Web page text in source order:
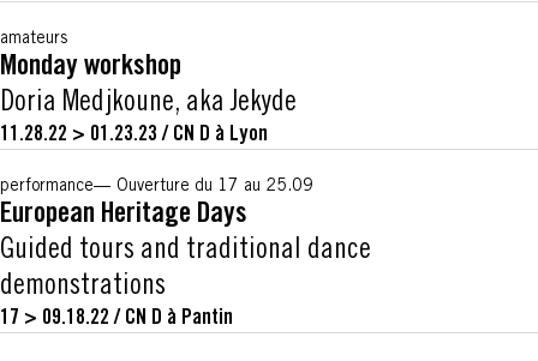
amateurs
Monday workshop
Doria Medjkoune, aka Jekyde
11.28.22 > 01.23.23 / CN D à Lyon
performance Ouverture du 17 au 25.09
European Heritage Days
Guided tours and traditional dance
demonstrations
17 > 09.18.22 / CN D à Pantin